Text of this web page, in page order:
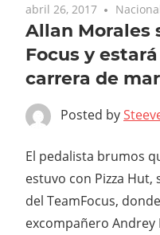
abril 26, 2017
Allan Morales
Focus y
carrera de
Posted by
El pedalista brumos
estuvo con Pizza
del TeamFocus,
excompañero Andrey